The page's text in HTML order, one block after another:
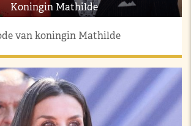
Koningin Mathilde
van koningin Mathilde